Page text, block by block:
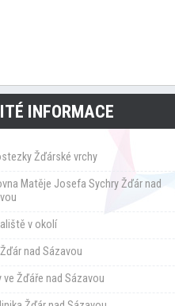
INFORMACE
Žďárské vrchy
Matěje Josefa Sychry Žďár nad
v okolí
nad Sázavou
ve Žďáře nad Sázavou